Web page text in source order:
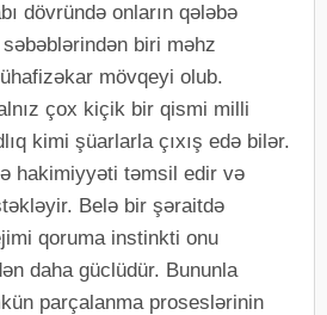
dövründə onların qələbə
səbəblərindən biri məhz
mövqeyi olub.
çox kiçik bir qismi milli
kimi şüarlarla çıxış edə bilər.
hakimiyyəti təmsil edir və
Belə bir şəraitdə
qoruma instinkti onu
daha güclüdür. Bununla
parçalanma proseslərinin